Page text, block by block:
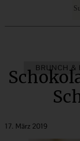
BRUNCH &
17. März 2019